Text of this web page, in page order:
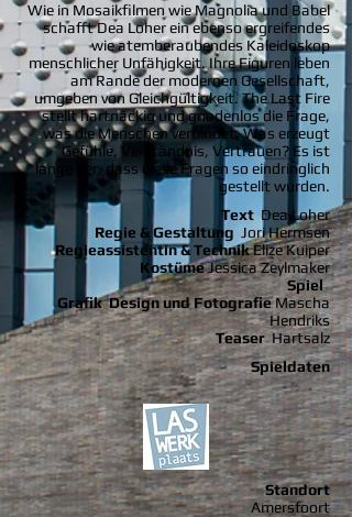
Wie in Mosaikfilmen wie Magnolia und Babel
schafft Dea Loher ein ebenso ergreifendes
wie atemberaubendes Kaleidoskop
menschlicher Unfähigkeit. Ihre Figuren leben
am Rande der modernen Gesellschaft,
umgeben von Gleichgültigkeit. The Last Fire
stellt hartnäckig und gnadenlos die Frage,
was die Menschen verbindet. Was erzeugt
Gefühle, Verständnis, Vertrauen? Es ist
lange her, dass diese Fragen so eindringlich
gestellt wurden.
Text Dea Loher
Regie & Gestaltung
Jori Hermsen
Regieassistentin & TechnikElize Kuiper
KostümeJessica Zeylmaker
Spiel
Grafik Design und FotografieMascha
Hendriks
Teaser Hartsalz
Spieldaten
Standort
Amersfoort